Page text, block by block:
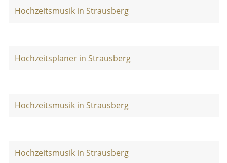
Hochzeitsmusik in Strausberg
Hochzeitsplaner in Strausberg
Hochzeitsmusik in Strausberg
Hochzeitsmusik in Strausberg